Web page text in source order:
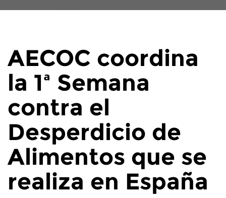
AECOC coordina
la 1ª Semana
contra el
Desperdicio de
Alimentos que se
realiza en España